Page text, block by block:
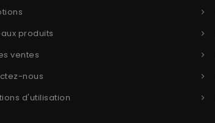
produits
ventes
nous
d'utilisation